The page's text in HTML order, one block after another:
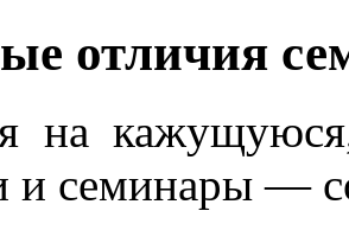
отличия
на
и семинары —